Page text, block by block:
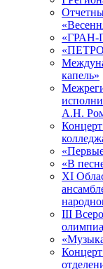
капель»
А.Н.
«В
XI
III